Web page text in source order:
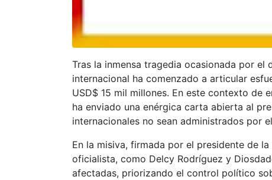
Tras la inmensa tragedia ocasionada por
internacional ha comenzado a articular
USD$ 15 mil millones. En este contexto de
ha enviado una enérgica carta abierta al
internacionales no sean administrados por
En la misiva, firmada por el presidente de
oficialista, como Delcy Rodríguez y
afectadas, priorizando el control político